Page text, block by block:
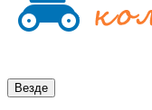
Везде